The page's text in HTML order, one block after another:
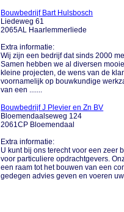
Bouwbedrijf Bart Hulsbosch
Liedeweg 61
2065AL Haarlemmerliede
Extra informatie:
Wij zijn een bedrijf dat sinds 2000
Samen hebben we al diversen
kleine projecten, de wens van de
voornamelijk op bouwkundige
van een .......
Bouwbedrijf J Plevier en Zn BV
Bloemendaalseweg 124
2061CP Bloemendaal
Extra informatie:
U kunt bij ons terecht voor een zeer
voor particuliere opdrachtgevers.
een raam tot het bouwen van een
gedegen advies geven en voeren